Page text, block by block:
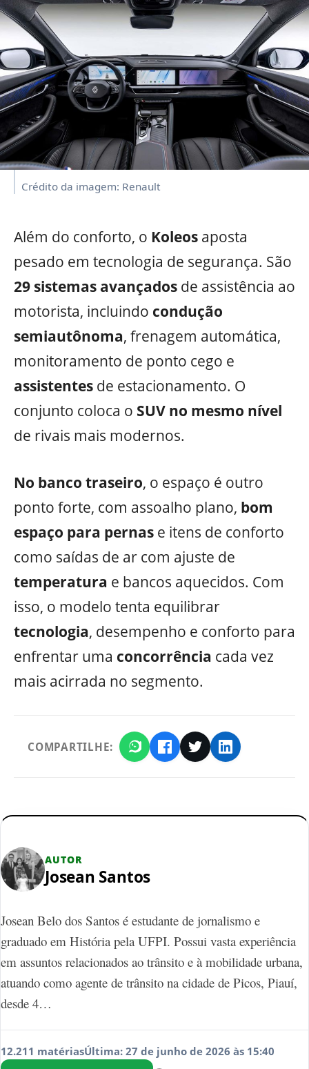
Crédito da imagem: Renault
Além do conforto, o Koleos aposta
pesado em tecnologia de segurança. São
29 sistemas avançados de assistência ao
motorista, incluindo condução
semiautônoma, frenagem automática,
monitoramento de ponto cego e
assistentes de estacionamento. O
conjunto coloca o SUV no mesmo nível
de rivais mais modernos.
No banco traseiro, o espaço é outro
ponto forte, com assoalho plano, bom
espaço para pernas e itens de conforto
como saídas de ar com ajuste de
temperatura e bancos aquecidos. Com
isso, o modelo tenta equilibrar
tecnologia, desempenho e conforto para
enfrentar uma concorrência cada vez
mais acirrada no segmento.
COMPARTILHE:
AUTOR
Josean Santos
Josean Belo dos Santos é estudante de jornalismo e
graduado em História pela UFPI. Possui vasta experiência
em assuntos relacionados ao trânsito e à mobilidade urbana,
atuando como agente de trânsito na cidade de Picos, Piauí,
desde 4…
12.211 matériasÚltima: 27 de junho de 2026 às 15:40